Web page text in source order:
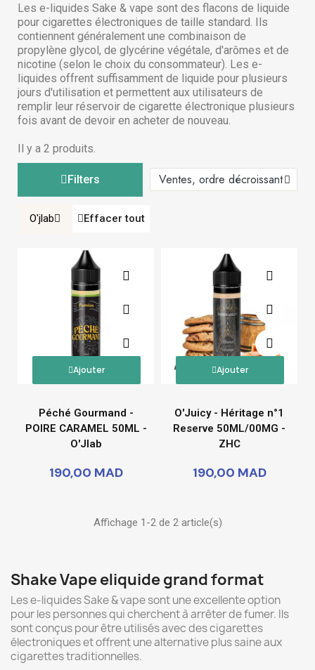
Les e-liquides Sake & vape sont des flacons de liquide
pour cigarettes électroniques de taille standard. Ils
contiennent généralement une combinaison de
propylène glycol, de glycérine végétale, d'arômes et de
nicotine (selon le choix du consommateur). Les e-
liquides offrent suffisamment de liquide pour plusieurs
jours d'utilisation et permettent aux utilisateurs de
remplir leur réservoir de cigarette électronique plusieurs
fois avant de devoir en acheter de nouveau.
Il y a 2 produits.
Filters
O'jlab Effacer tout
Ajouter
Péché Gourmand -
POIRE CARAMEL 50ML -
O'Jlab
190,00 MAD
Ajouter
O'Juicy - Héritage n°1
Reserve 50ML/00MG -
ZHC
190,00 MAD
Affichage 1-2 de 2 article(s)
Shake Vape eliquide grand format
Les e-liquides Sake & vape sont une excellente option
pour les personnes qui cherchent à arrêter de fumer. Ils
sont conçus pour être utilisés avec des cigarettes
électroniques et offrent une alternative plus saine aux
cigarettes traditionnelles.